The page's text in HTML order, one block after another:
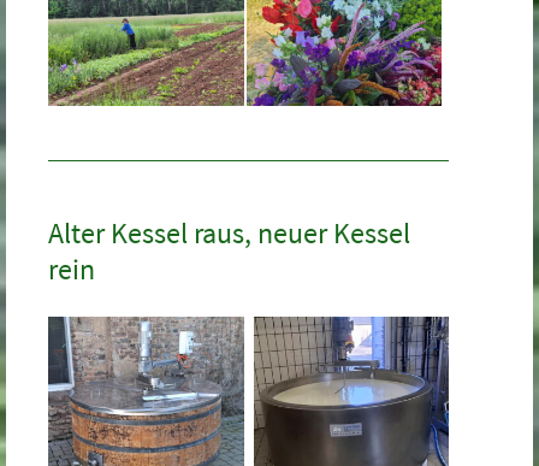
Alter Kessel raus, neuer Kessel
rein